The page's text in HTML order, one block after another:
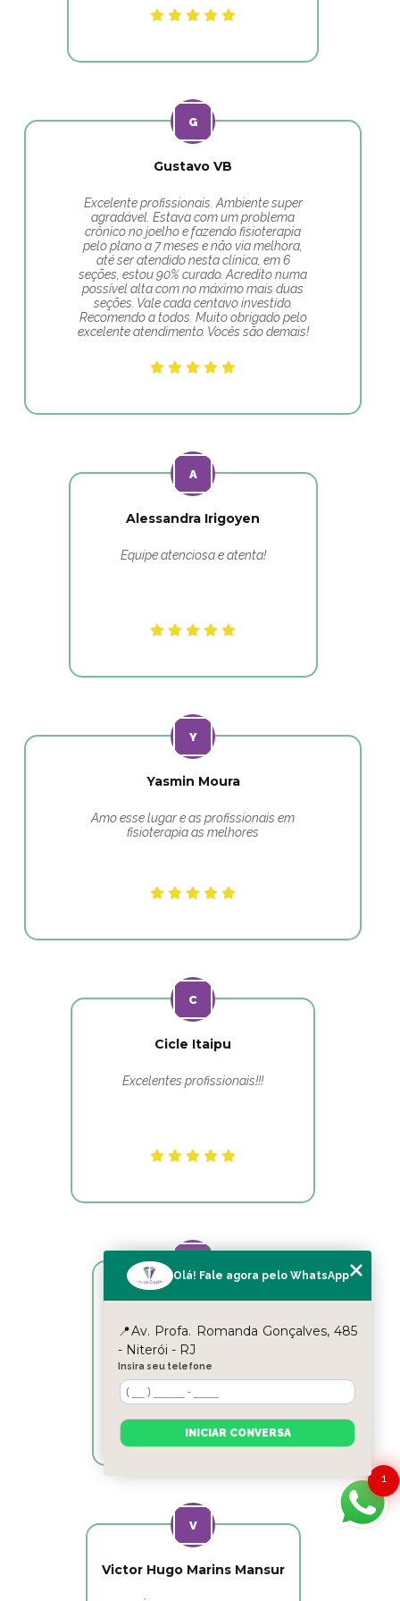
Gustavo VB
Excelente profissionais. Ambiente super
agradável. Estava com um problema
crônico no joelho e fazendo fisioterapia
pelo plano a 7 meses e não via melhora,
até ser atendido nesta clínica, em 6
seções, estou 90% curado. Acredito numa
possível alta com no máximo mais duas
seções. Vale cada centavo investido.
Recomendo a todos. Muito obrigado pelo
excelente atendimento. Vocês são demais!
Alessandra Irigoyen
Equipe atenciosa e atenta!
Yasmin Moura
Amo esse lugar e as profissionais em
fisioterapia as melhores
Cicle Itaipu
Excelentes profissionais!!!
Excelente equipe!!
Victor Hugo Marins Mansur
1
Olá! Fale agora pelo WhatsApp
📍Av. Profa. Romanda Gonçalves, 485
- Niterói - RJ
Insira seu telefone
INICIAR CONVERSA